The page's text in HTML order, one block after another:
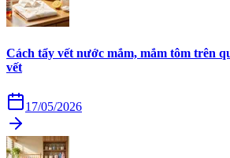
Cách tẩy vết nước mắm, mắm tôm trên
vết
17/05/2026